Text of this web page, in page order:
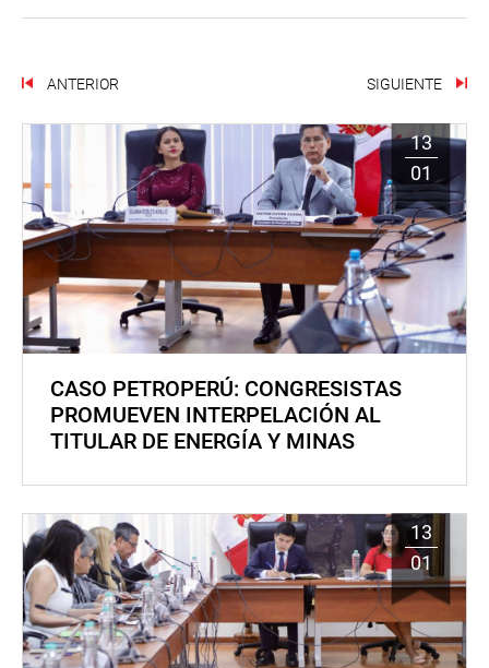
ANTERIOR SIGUIENTE
13
01
CASO PETROPERÚ: CONGRESISTAS
PROMUEVEN INTERPELACIÓN AL
TITULAR DE ENERGÍA Y MINAS
13
01